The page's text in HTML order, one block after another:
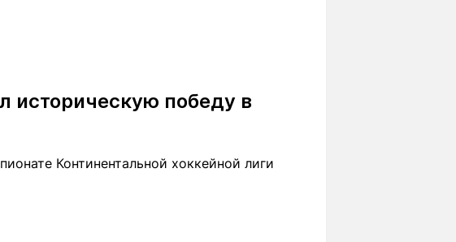
историческую победу в
Континентальной хоккейной лиги